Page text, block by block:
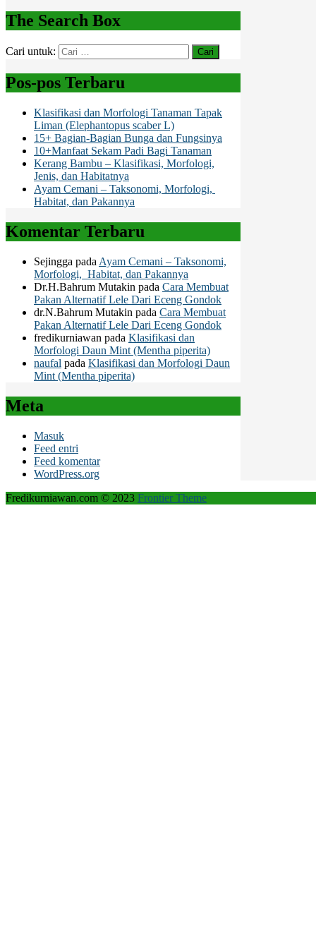
The Search Box
Cari untuk:
Pos-pos Terbaru
Klasifikasi dan Morfologi Tanaman Tapak
Liman (Elephantopus scaber L)
15+ Bagian-Bagian Bunga dan Fungsinya
10+Manfaat Sekam Padi Bagi Tanaman
Kerang Bambu – Klasifikasi, Morfologi,
Jenis, dan Habitatnya
Ayam Cemani – Taksonomi, Morfologi,
Habitat, dan Pakannya
Komentar Terbaru
Sejingga pada Ayam Cemani – Taksonomi,
Morfologi, Habitat, dan Pakannya
Dr.H.Bahrum Mutakin pada Cara Membuat
Pakan Alternatif Lele Dari Eceng Gondok
dr.N.Bahrum Mutakin pada Cara Membuat
Pakan Alternatif Lele Dari Eceng Gondok
fredikurniawan pada Klasifikasi dan
Morfologi Daun Mint (Mentha piperita)
naufal pada Klasifikasi dan Morfologi Daun
Mint (Mentha piperita)
Meta
Masuk
Feed entri
Feed komentar
WordPress.org
Fredikurniawan.com © 2023 Frontier Theme